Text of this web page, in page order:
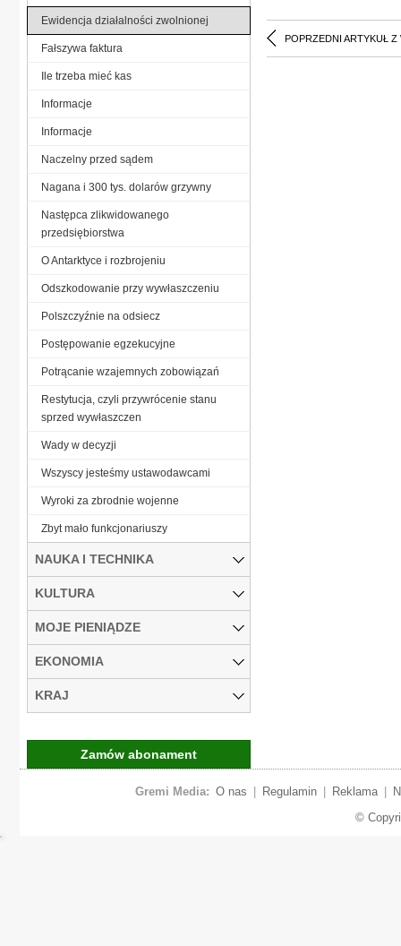
POPRZEDNI ARTYKUŁ Z
Ewidencja działalności zwolnionej
Fałszywa faktura
Ile trzeba mieć kas
Informacje
Informacje
Naczelny przed sądem
Nagana i 300 tys. dolarów grzywny
Następca zlikwidowanego
przedsiębiorstwa
O Antarktyce i rozbrojeniu
Odszkodowanie przy wywłaszczeniu
Polszczyźnie na odsiecz
Postępowanie egzekucyjne
Potrącanie wzajemnych zobowiązań
Restytucja, czyli przywrócenie stanu
sprzed wywłaszczen
Wady w decyzji
Wszyscy jesteśmy ustawodawcami
Wyroki za zbrodnie wojenne
Zbyt mało funkcjonariuszy
NAUKA I TECHNIKA
KULTURA
MOJE PIENIĄDZE
EKONOMIA
KRAJ
Zamów abonament
Gremi Media: O nas Regulamin Reklama
©